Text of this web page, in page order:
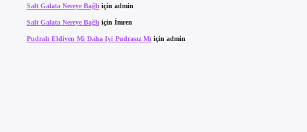
Salt Galata Nereye Bağlıiçin admin
Salt Galata Nereye Bağlı için İmren
Pudralı Eldiven Mi Daha Iyi Pudrasız Mı için admin